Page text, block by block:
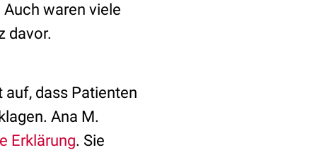
waren viele
davor.
dass Patienten
Ana M.
Erklärung. Sie